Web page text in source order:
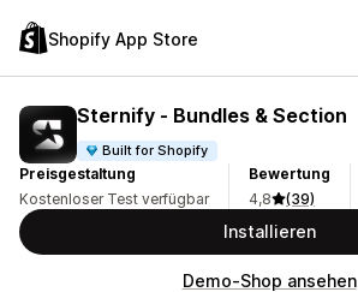
Shopify App Store
Sternify ‑ Bundles & Section
Built for Shopify
Preisgestaltung
Kostenloser Test verfügbar
Bewertung
4,8
(39)
Installieren
Demo-Shop ansehen